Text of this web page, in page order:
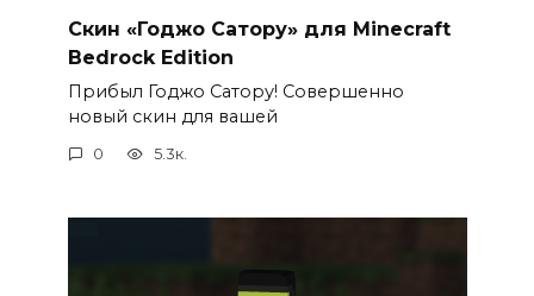
Скин «Годжо Сатору» для Minecraft
Bedrock Edition
Прибыл Годжо Сатору! Совершенно
новый скин для вашей
0 5.3к.